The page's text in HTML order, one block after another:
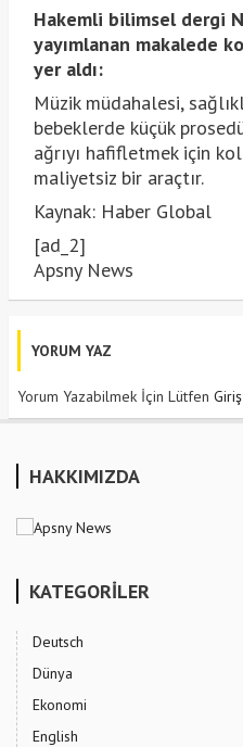
Hakemli bilimsel dergi
yayımlanan makalede
yer aldı:
Müzik müdahalesi,
bebeklerde küçük
ağrıyı hafifletmek için
maliyetsiz bir araçtır.
Kaynak: Haber Global
[ad_2]
Apsny News
YORUM YAZ
Yorum Yazabilmek İçin Lütfen
HAKKIMIZDA
KATEGORİLER
Deutsch
Dünya
Ekonomi
English